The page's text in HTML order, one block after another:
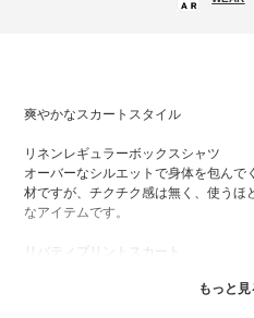
爽やかなスカートスタイル
リネンレギュラーボックスシャツ
オーバーなシルエットで身体を包ん
材ですが、チクチク感は無く、使うほ
なアイテムです。
リバティプリントスカート
です✨軽やかな綿生地で、広がりは控
もっと見